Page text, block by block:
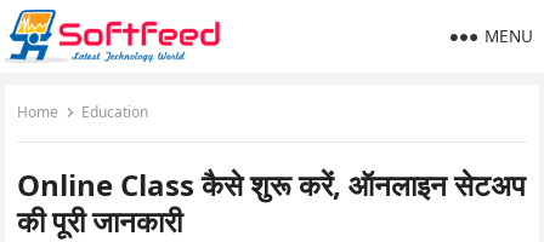
MENU
Home Education
Online Class कैसे शुरू करें, ऑनलाइन सेटअप
की पूरी जानकारी